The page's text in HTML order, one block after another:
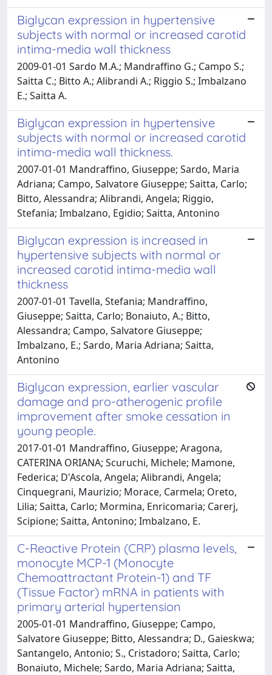
Biglycan expression in hypertensive
subjects with normal or increased carotid
intima-media wall thickness
2009-01-01 Sardo M.A.; Mandraffino G.; Campo S.;
Saitta C.; Bitto A.; Alibrandi A.; Riggio S.; Imbalzano
E.; Saitta A.
Biglycan expression in hypertensive
subjects with normal or increased carotid
intima-media wall thickness.
2007-01-01 Mandraffino, Giuseppe; Sardo, Maria
Adriana; Campo, Salvatore Giuseppe; Saitta, Carlo;
Bitto, Alessandra; Alibrandi, Angela; Riggio,
Stefania; Imbalzano, Egidio; Saitta, Antonino
Biglycan expression is increased in
hypertensive subjects with normal or
increased carotid intima-media wall
thickness
2007-01-01 Tavella, Stefania; Mandraffino,
Giuseppe; Saitta, Carlo; Bonaiuto, A.; Bitto,
Alessandra; Campo, Salvatore Giuseppe;
Imbalzano, E.; Sardo, Maria Adriana; Saitta,
Antonino
Biglycan expression, earlier vascular
damage and pro-atherogenic profile
improvement after smoke cessation in
young people.
2017-01-01 Mandraffino, Giuseppe; Aragona,
CATERINA ORIANA; Scuruchi, Michele; Mamone,
Federica; D'Ascola, Angela; Alibrandi, Angela;
Cinquegrani, Maurizio; Morace, Carmela; Oreto,
Lilia; Saitta, Carlo; Mormina, Enricomaria; Carerj,
Scipione; Saitta, Antonino; Imbalzano, E.
C-Reactive Protein (CRP) plasma levels,
monocyte MCP-1 (Monocyte
Chemoattractant Protein-1) and TF
(Tissue Factor) mRNA in patients with
primary arterial hypertension
2005-01-01 Mandraffino, Giuseppe; Campo,
Salvatore Giuseppe; Bitto, Alessandra; D., Gaieskwa;
Santangelo, Antonio; S., Cristadoro; Saitta, Carlo;
Bonaiuto, Michele; Sardo, Maria Adriana; Saitta,